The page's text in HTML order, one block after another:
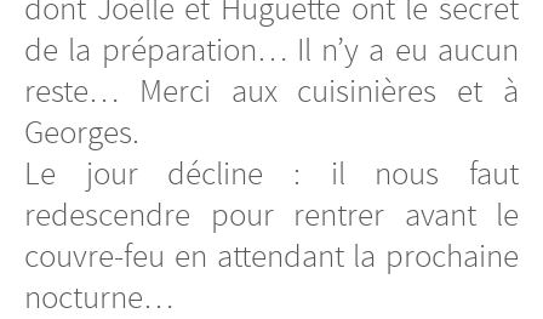
de la préparation… Il n’y a eu aucun
reste… Merci aux cuisinières et à
Georges.
Le jour décline : il nous faut
redescendre pour rentrer avant le
couvre-feu en attendant la prochaine
nocturne…